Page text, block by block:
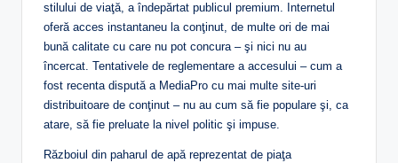
stilului de viaţă, a îndepărtat publicul premium. Internetul
oferă acces instantaneu la conţinut, de multe ori de mai
bună calitate cu care nu pot concura – şi nici nu au
încercat. Tentativele de reglementare a accesului – cum a
fost recenta dispută a MediaPro cu mai multe site-uri
distribuitoare de conţinut – nu au cum să fie populare şi, ca
atare, să fie preluate la nivel politic şi impuse.
Războiul din paharul de apă reprezentat de piaţa